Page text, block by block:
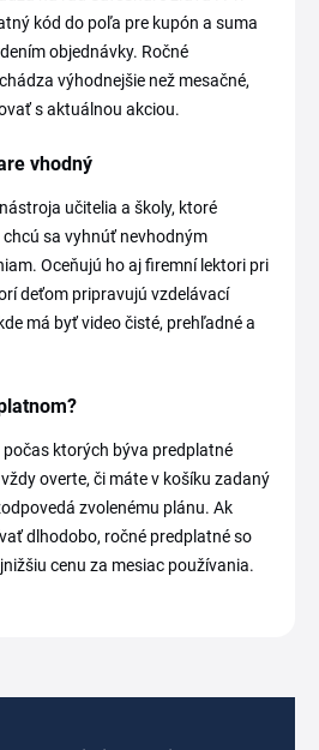
kód do poľa pre kupón a suma
objednávky. Ročné
výhodnejšie než mesačné,
s aktuálnou akciou.
vhodný
učitelia a školy, ktoré
sa vyhnúť nevhodným
Oceňujú ho aj firemní lektori pri
deťom pripravujú vzdelávací
má byť video čisté, prehľadné a
počas ktorých býva predplatné
overte, či máte v košíku zadaný
zvolenému plánu. Ak
dlhodobo, ročné predplatné so
cenu za mesiac používania.